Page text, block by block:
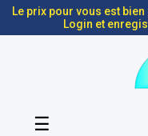
Le prix pour vous est
Login et
Basculer
☰